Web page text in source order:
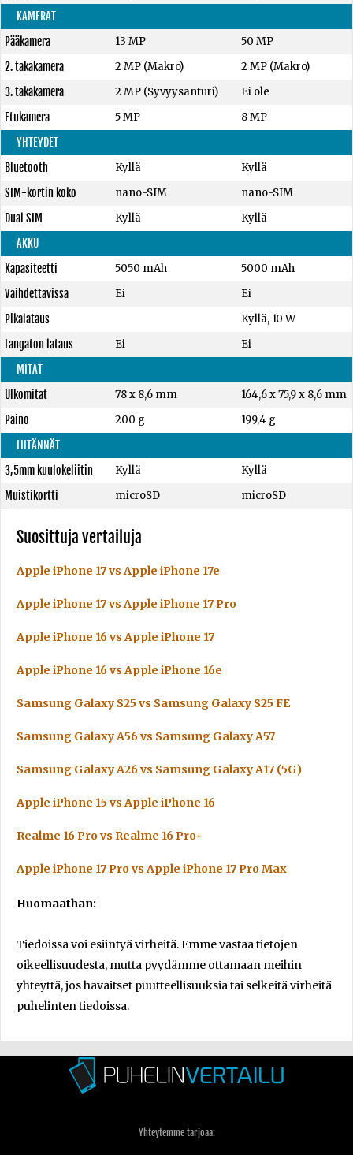
KAMERAT
Pääkamera
13 MP
50 MP
2. takakamera
2 MP (Makro)
2 MP (Makro)
3. takakamera
2 MP (Syvyysanturi)
Ei ole
Etukamera
5 MP
8 MP
YHTEYDET
Bluetooth
Kyllä
Kyllä
SIM-kortin koko
nano-SIM
nano-SIM
Dual SIM
Kyllä
Kyllä
AKKU
Kapasiteetti
5050 mAh
5000 mAh
Vaihdettavissa
Ei
Ei
Pikalataus
Kyllä, 10 W
Langaton lataus
Ei
Ei
MITAT
Ulkomitat
78 x 8,6 mm
164,6 x 75,9 x 8,6 mm
Paino
200 g
199,4 g
LIITÄNNÄT
3,5mm kuulokeliitin
Kyllä
Kyllä
Muistikortti
microSD microSD
Suosittuja vertailuja
Apple iPhone 17 vs Apple iPhone 17e
Apple iPhone 17 vs Apple iPhone 17 Pro
Apple iPhone 16 vs Apple iPhone 17
Apple iPhone 16 vs Apple iPhone 16e
Samsung Galaxy S25 vs Samsung Galaxy S25 FE
Samsung Galaxy A56 vs Samsung Galaxy A57
Samsung Galaxy A26 vs Samsung Galaxy A17 (5G)
Apple iPhone 15 vs Apple iPhone 16
Realme 16 Pro vs Realme 16 Pro+
Apple iPhone 17 Pro vs Apple iPhone 17 Pro Max
Huomaathan:
Tiedoissa voi esiintyä virheitä. Emme vastaa tietojen
oikeellisuudesta, mutta pyydämme ottamaan meihin
yhteyttä, jos havaitset puutteellisuuksia tai selkeitä virheitä
puhelinten tiedoissa.
Yhteytemme tarjoaa: